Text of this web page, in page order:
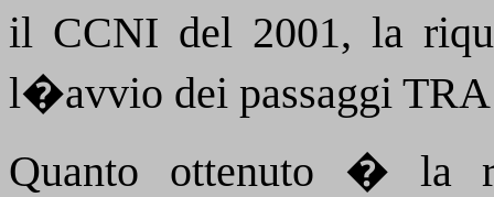
il CCNI del 2001, la
l�avvio dei passaggi
Quanto ottenuto � la